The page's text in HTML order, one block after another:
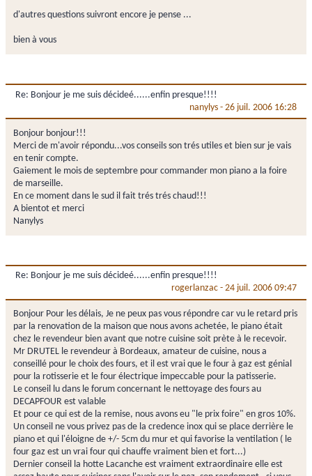
d'autres questions suivront encore je pense ...
bien à vous
Re: Bonjour je me suis décideé......enfin presque!!!!
nanylys - 26 juil. 2006 16:28
Bonjour bonjour!!!
Merci de m'avoir répondu...vos conseils son trés utiles et bien sur je vais
en tenir compte.
Gaiement le mois de septembre pour commander mon piano a la foire
de marseille.
En ce moment dans le sud il fait trés trés chaud!!!
A bientot et merci
Nanylys
Re: Bonjour je me suis décideé......enfin presque!!!!
rogerlanzac - 24 juil. 2006 09:47
Bonjour Pour les délais, Je ne peux pas vous répondre car vu le retard pris
par la renovation de la maison que nous avons achetée, le piano était
chez le revendeur bien avant que notre cuisine soit prète à le recevoir.
Mr DRUTEL le revendeur à Bordeaux, amateur de cuisine, nous a
conseillé pour le choix des fours, et il est vrai que le four à gaz est génial
pour la rotisserie et le four électrique impeccable pour la patisserie.
Le conseil lu dans le forum concernant le nettoyage des fours au
DECAPFOUR est valable
Et pour ce qui est de la remise, nous avons eu "le prix foire" en gros 10%.
Un conseil ne vous privez pas de la credence inox qui se place derrière le
piano et qui l'éloigne de +/- 5cm du mur et qui favorise la ventilation ( le
four gaz est un vrai four qui chauffe vraiment bien et fort...)
Dernier conseil la hotte Lacanche est vraiment extraordinaire elle est